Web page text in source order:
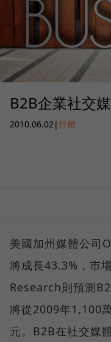
B2B企業社交
2010.06.02|行銷
美國加州媒體公司
將成長43.3%，市
Research則預測
將從2009年1,100
元。B2B在社交媒